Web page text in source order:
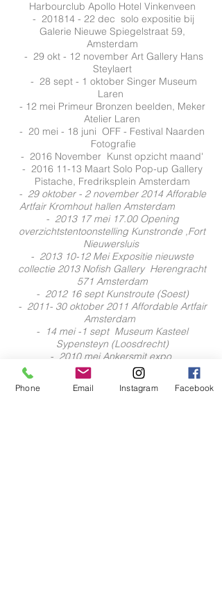
Harbourclub Apollo Hotel Vinkenveen
- 201814 - 22 dec solo expositie bij
Galerie Nieuwe Spiegelstraat 59,
Amsterdam
- 29 okt - 12 november Art Gallery Hans
Steylaert
- 28 sept - 1 oktober Singer Museum
Laren
- 12 mei Primeur Bronzen beelden, Meker
Atelier Laren
- 20 mei - 18 juni OFF - Festival Naarden
Fotografie
- 2016 November Kunst opzicht maand'
- 2016 11-13 Maart Solo Pop-up Gallery
Pistache, Fredriksplein Amsterdam
- 29 oktober - 2 november 2014Afforable
ArtfairKromhout hallen Amsterdam
- 2013 17 mei 17.00 Opening
overzichtstentoonstelling Kunstronde ,Fort
Nieuwersluis
- 2013 10-12Mei Expositie nieuwste
collectie 2013 Nofish Gallery Herengracht
571 Amsterdam
- 2012 16 sept Kunstroute (Soest)
- 2011- 30 oktober 2011 Affordable Artfair
Amsterdam
- 14 mei -1 sept Museum Kasteel
Sypensteyn (Loosdrecht)
- 2010 mei Ankersmit expo
-2009 15-17mei solo expositie (Kerklaan)
- 2006 mei solo expositie Fort Nieuwersluis
-2004 - 2014Bestuur KunstRonde Vecht &
Phone Email Instagram Facebook